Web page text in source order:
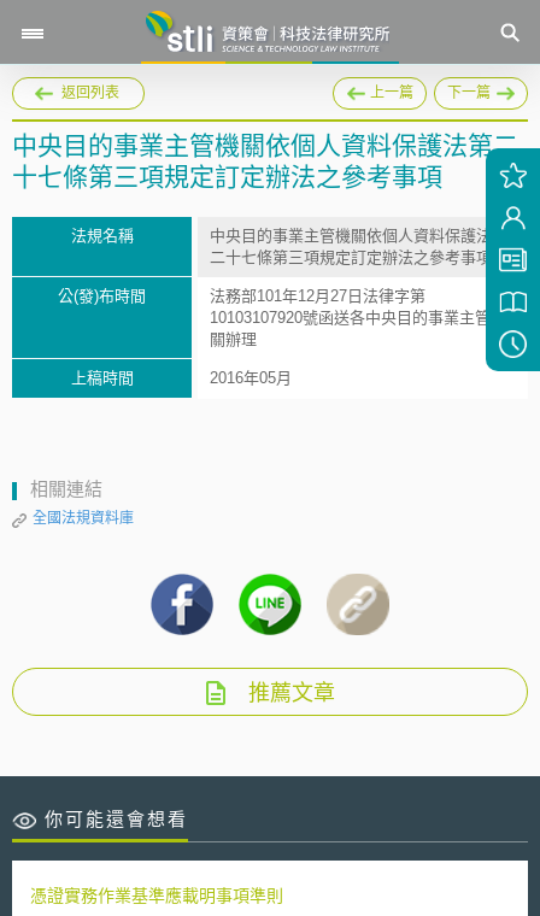
返回列表 上一篇 下一篇
中央目的事業主管機關依個人資料保護法第二
十七條第三項規定訂定辦法之參考事項
法規名稱
中央目的事業主管機關依個人資料保護法第
二十七條第三項規定訂定辦法之參考事項
公(發)布時間
法務部101年12月27日法律字第
10103107920號函送各中央目的事業主管機
關辦理
上稿時間 2016年05月
相關連結
全國法規資料庫
推薦文章
你可能還會想看
憑證實務作業基準應載明事項準則